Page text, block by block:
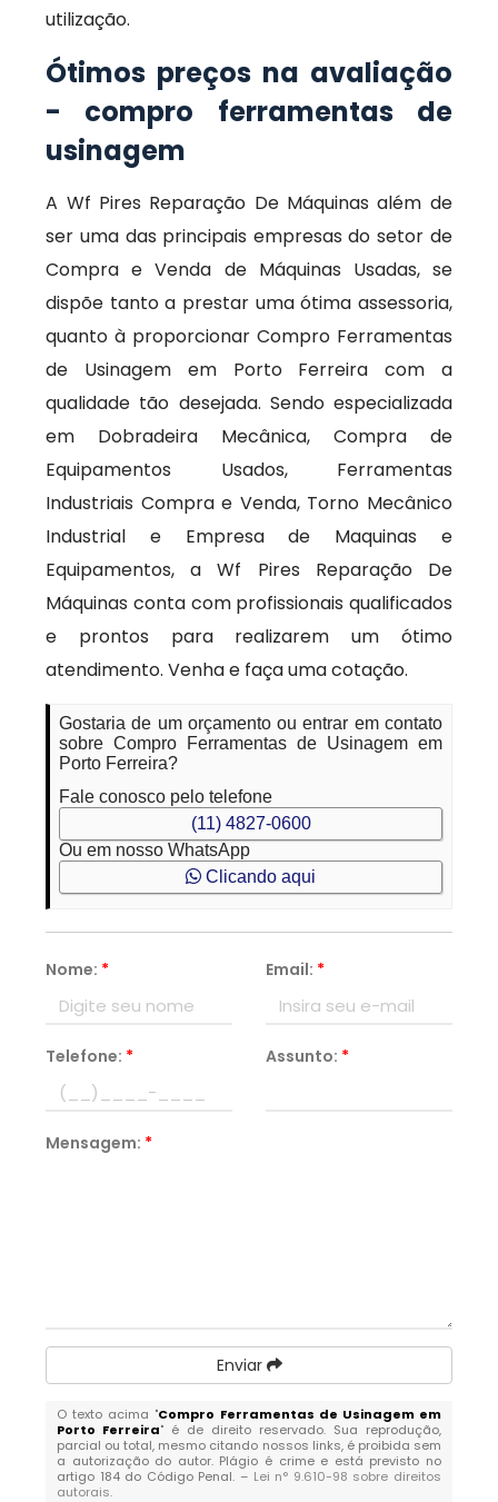
utilização.
Ótimos preços na avaliação
- compro ferramentas de
usinagem
A Wf Pires Reparação De Máquinas além de
ser uma das principais empresas do setor de
Compra e Venda de Máquinas Usadas, se
dispõe tanto a prestar uma ótima assessoria,
quanto à proporcionar Compro Ferramentas
de Usinagem em Porto Ferreira com a
qualidade tão desejada. Sendo especializada
em Dobradeira Mecânica, Compra de
Equipamentos Usados, Ferramentas
Industriais Compra e Venda, Torno Mecânico
Industrial e Empresa de Maquinas e
Equipamentos, a Wf Pires Reparação De
Máquinas conta com profissionais qualificados
e prontos para realizarem um ótimo
atendimento. Venha e faça uma cotação.
Gostaria de um orçamento ou entrar em contato
sobre Compro Ferramentas de Usinagem em
Porto Ferreira?
Fale conosco pelo telefone
(11) 4827-0600
Ou em nosso WhatsApp
Clicando aqui
Nome: * Email: *
Telefone: * Assunto: *
Mensagem: *
Enviar
O texto acima "Compro Ferramentas de Usinagem em
Porto Ferreira" é de direito reservado. Sua reprodução,
parcial ou total, mesmo citando nossos links, é proibida sem
a autorização do autor. Plágio é crime e está previsto no
artigo 184 do Código Penal. – Lei n° 9.610-98 sobre direitos
autorais.